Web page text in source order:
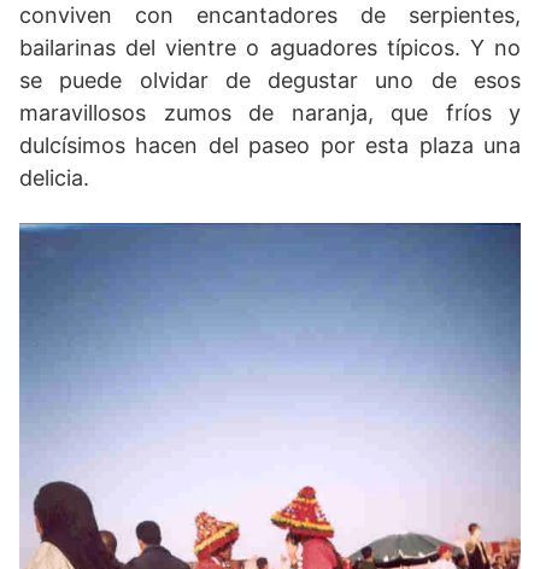
conviven con encantadores de serpientes,
bailarinas del vientre o aguadores típicos. Y no
se puede olvidar de degustar uno de esos
maravillosos zumos de naranja, que fríos y
dulcísimos hacen del paseo por esta plaza una
delicia.